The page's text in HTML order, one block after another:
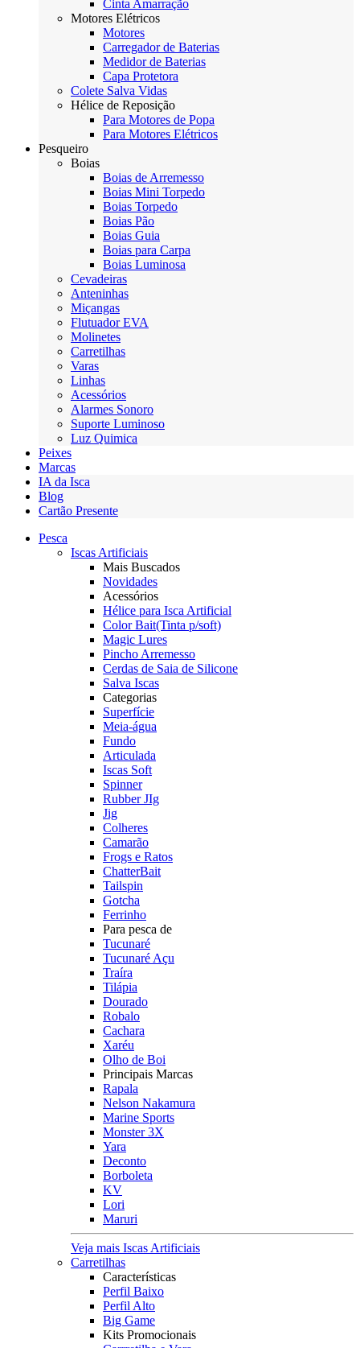
Cinta Amarração
Motores Elétricos
Motores
Carregador de Baterias
Medidor de Baterias
Capa Protetora
Colete Salva Vidas
Hélice de Reposição
Para Motores de Popa
Para Motores Elétricos
Pesqueiro
Boias
Boias de Arremesso
Boias Mini Torpedo
Boias Torpedo
Boias Pão
Boias Guia
Boias para Carpa
Boias Luminosa
Cevadeiras
Anteninhas
Miçangas
Flutuador EVA
Molinetes
Carretilhas
Varas
Linhas
Acessórios
Alarmes Sonoro
Suporte Luminoso
Luz Quimica
Peixes
Marcas
IA da Isca
Blog
Cartão Presente
Pesca
Iscas Artificiais
Mais Buscados
Novidades
Acessórios
Hélice para Isca Artificial
Color Bait(Tinta p/soft)
Magic Lures
Pincho Arremesso
Cerdas de Saia de Silicone
Salva Iscas
Categorias
Superfície
Meia-água
Fundo
Articulada
Iscas Soft
Spinner
Rubber JIg
Jig
Colheres
Camarão
Frogs e Ratos
ChatterBait
Tailspin
Gotcha
Ferrinho
Para pesca de
Tucunaré
Tucunaré Açu
Traíra
Tilápia
Dourado
Robalo
Cachara
Xaréu
Olho de Boi
Principais Marcas
Rapala
Nelson Nakamura
Marine Sports
Monster 3X
Yara
Deconto
Borboleta
KV
Lori
Maruri
Veja mais Iscas Artificiais
Carretilhas
Características
Perfil Baixo
Perfil Alto
Big Game
Kits Promocionais